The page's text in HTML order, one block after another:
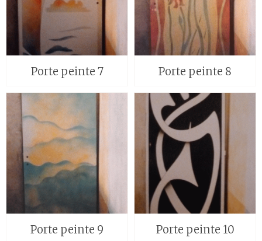
Porte peinte 7 Porte peinte 8
Porte peinte 9 Porte peinte 10